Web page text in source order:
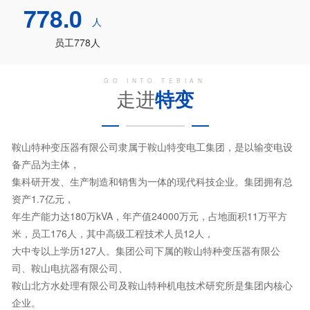
778.0
人
员工778人
GO INTO TEBIAN
走进特变
鞍山特种变压器有限公司隶属于鞍山特变电工集团，是以输变电设
备产品为主体，
集科研开发、生产制造和销售为一体的现代科技企业。集团拥有总
资产1.7亿元，
年生产能力达180万kVA，年产值24000万元，占地面积11万平方
米，员工176人，其中高级工程技术人员12人，
大中专以上学历127人。集团公司下属的鞍山特种变压器有限公
司、鞍山电抗器有限公司、
鞍山北方水处理有限公司及鞍山特种机电技术研究所是集团内核心
企业。